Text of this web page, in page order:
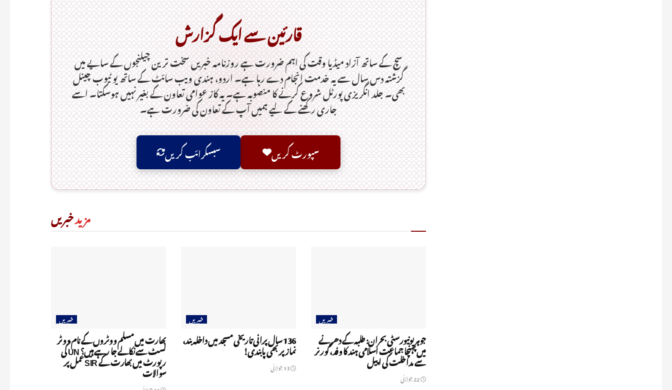
قارئین سے ایک گزارش
سچ کے ساتھ آزاد میڈیا وقت کی اہم ضرورت ہےـ روزنامہ خبریں سخت ترین چیلنجوں کے سایے میں
گزشتہ دس سال سے یہ خدمت انجام دے رہا ہے۔ اردو، ہندی ویب سائٹ کے ساتھ یو ٹیوب چینل
بھی۔ جلد انگریزی پورٹل شروع کرنے کا منصوبہ ہے۔ یہ کاز عوامی تعاون کے بغیر نہیں ہوسکتا۔ اسے
جاری رکھنے کے لیے ہمیں آپ کے تعاون کی ضرورت ہے۔
سپورٹ کریں سبسکرائب کریں
مزیدخبریں
خبریں
جوہر یونیورسٹی بحران: طلبہ کے دھرنے
میں پہنچا جماعت اسلامی ہند کا وفد، گورنر
سے مداخلت کی اپیل
خبریں
136 سال پرانی تاریخی مسجد میں داخلہ بند،
نماز پر بھی پابندی!
13 جولائی
خبریں
بھارت میں مسلم ووٹروں کے نام ووٹر
لسٹ سے نکالے جا رہے ہیں؟ UN کی
رپورٹ میں بھارت کے SIR عمل پر
سوالات